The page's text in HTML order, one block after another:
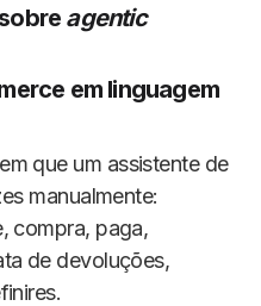
agentic
em linguagem
que um assistente de
manualmente:
compra, paga,
de devoluções,